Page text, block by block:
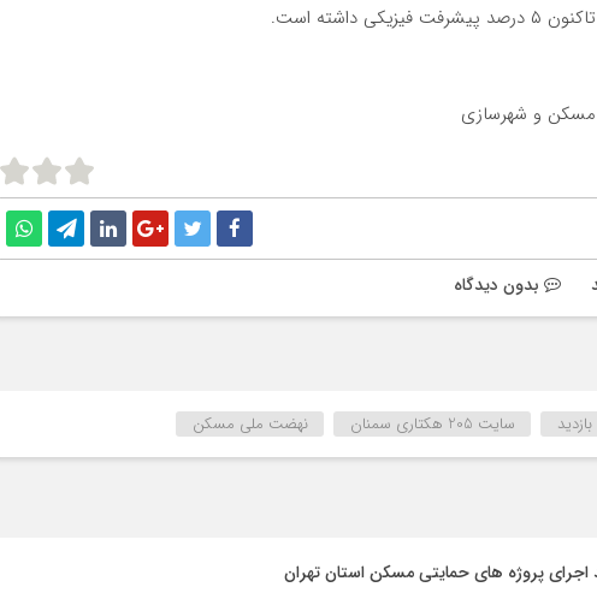
بدون دیدگاه
بازدید سایت 205 هکتاری سمنان نهضت ملی مسکن
اجرای پروژه های حمایتی مسکن استان تهران